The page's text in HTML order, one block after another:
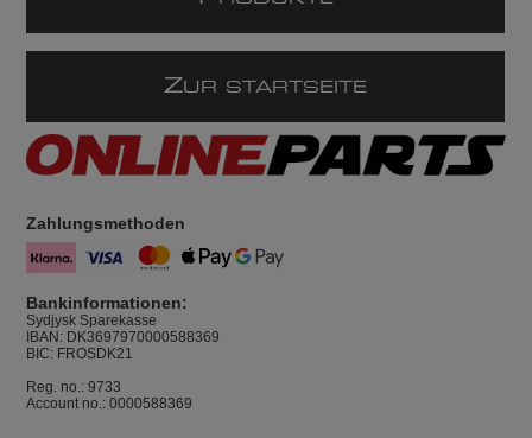
Z UR STARTSEITE
Zahlungsmethoden
Bankinformationen:
Sydjysk Sparekasse
IBAN: DK3697970000588369
BIC: FROSDK21
Reg. no.: 9733
Account no.: 0000588369